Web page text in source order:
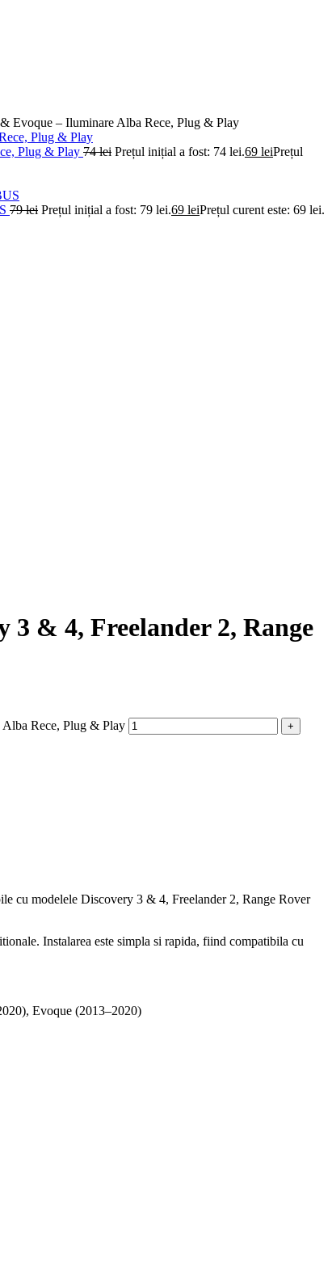
Evoque – Iluminare Alba Rece, Plug & Play
Plug & Play 74lei Prețul inițial a fost: 74 lei.69 leiPrețul
79lei Prețul inițial a fost: 79 lei.69 leiPrețul curent este: 69 lei.
3 & 4, Freelander 2, Range
Rece, Plug & Play
cu modelele Discovery 3 & 4, Freelander 2, Range Rover
Instalarea este simpla si rapida, fiind compatibila cu
Evoque (2013–2020)